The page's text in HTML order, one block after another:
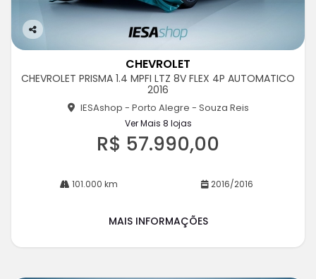
Co
rtil
CHEVROLET
CHEVROLET PRISMA 1.4 MPFI LTZ 8V FLEX 4P AUTOMATICO
2016
IESAshop - Porto Alegre - Souza Reis
Ver Mais 8 lojas
R$ 57.990,00
101.000 km 2016/2016
MAIS INFORMAÇÕES